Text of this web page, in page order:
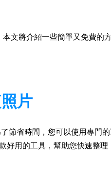
文將介紹一些簡單又免費的
片
節省時間，您可以使用專門
好用的工具，幫助您快速整理